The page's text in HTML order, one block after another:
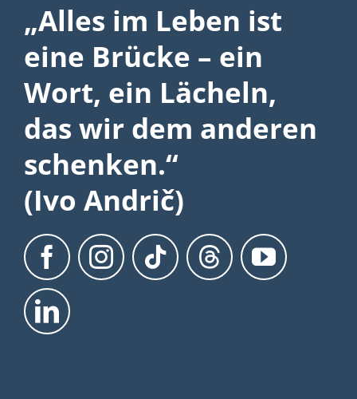
„Alles im Leben ist
eine Brücke – ein
Wort, ein Lächeln,
das wir dem anderen
schenken.“
(Ivo Andrič)